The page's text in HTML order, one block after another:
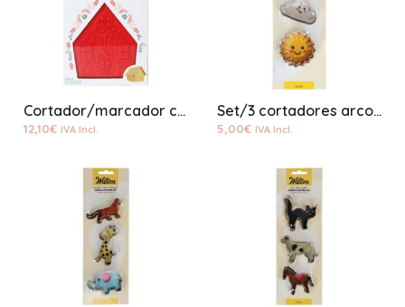
Cortador/marcador casa jengibre plástico
12,10€ IVA Incl.
Set/3 cortadores arco iris, nube, sol
5,00€ IVA Incl.